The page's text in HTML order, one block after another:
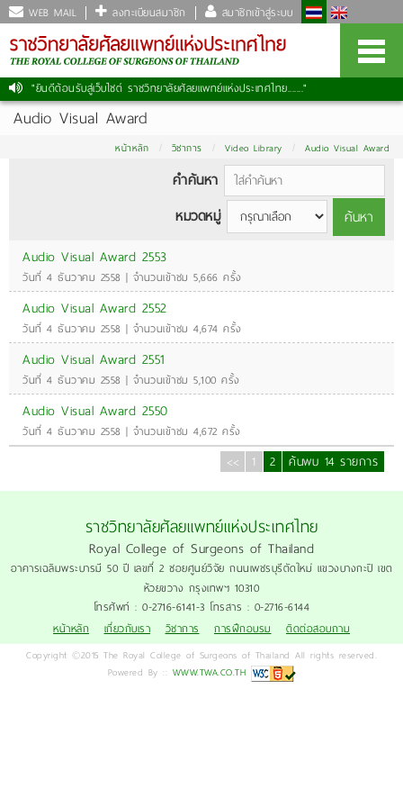
WEB MAIL ลงทะเบียนสมาชิก สมาชิกเข้าสู่ระบบ
"ยินดีต้อนรับสู่เว็บไซต์ ราชวิทยาลัยศัลยแพทย์แห่งประเทศไทย......."
Audio Visual Award
หน้าหลัก วิชาการ Video Library Audio Visual Award
คำค้นหา
หมวดหมู่
ค้นหา
Audio Visual Award 2553
วันที่ 4 ธันวาคม 2558 | จำนวนเข้าชม 5,666 ครั้ง
Audio Visual Award 2552
วันที่ 4 ธันวาคม 2558 | จำนวนเข้าชม 4,674 ครั้ง
Audio Visual Award 2551
วันที่ 4 ธันวาคม 2558 | จำนวนเข้าชม 5,100 ครั้ง
Audio Visual Award 2550
วันที่ 4 ธันวาคม 2558 | จำนวนเข้าชม 4,672 ครั้ง
<< 1 2 ค้นพบ 14 รายการ
ราชวิทยาลัยศัลยแพทย์แห่งประเทศไทย
Royal College of Surgeons of Thailand
อาคารเฉลิมพระบารมี 50 ปี เลขที่ 2 ซอยศูนย์วิจัย ถนนเพชรบุรีตัดใหม่ แขวงบางกะปิ เขต
ห้วยขวาง กรุงเทพฯ 10310
โทรศัพท์ : 0-2716-6141-3 โทรสาร : 0-2716-6144
หน้าหลัก
เกี่ยวกับเรา วิชาการ การฝึกอบรม ติดต่อสอบถาม
Copyright ©2015 The Royal College of Surgeons of Thailand All rights reserved.
Powered By :: WWW.TWA.CO.TH